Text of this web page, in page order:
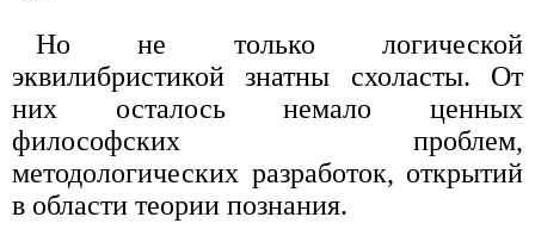
Но не только логической
эквилибристикой знатны схоласты. От
них осталось немало ценных
философских проблем,
методологических разработок, открытий
в области теории познания.